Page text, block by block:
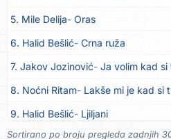
16. Aleksandra Đuranović
17. Meliha Imširović Čujem mili
18. Tereza Kesovija Prvi cvijet
19. Kopito Ka´ list ol kaduje (Poput
20. Alen Polić Rožica črljena
5. Mile Delija Oras
6. Halid Bešlić Crna ruža
7. Jakov Jozinović Ja volim kad si
8. Noćni Ritam Lakše mi je kad si
9. Halid Bešlić Ljiljani
Sortirano po broju pregleda zadnjih